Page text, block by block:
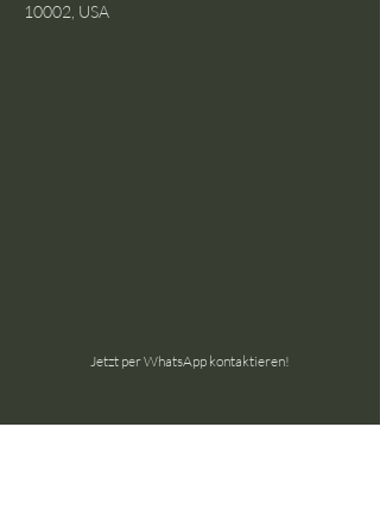
10002, USA
Jetzt per WhatsApp kontaktieren!